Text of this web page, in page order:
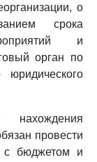
о
срока
и
орган по
юридического
провести
с бюджетом и